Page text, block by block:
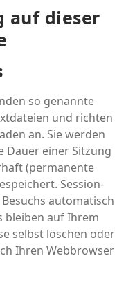
auf dieser
so genannte
und richten
an. Sie werden
einer Sitzung
(permanente
Session-
automatisch
bleiben auf Ihrem
selbst löschen oder
Ihren Webbrowser